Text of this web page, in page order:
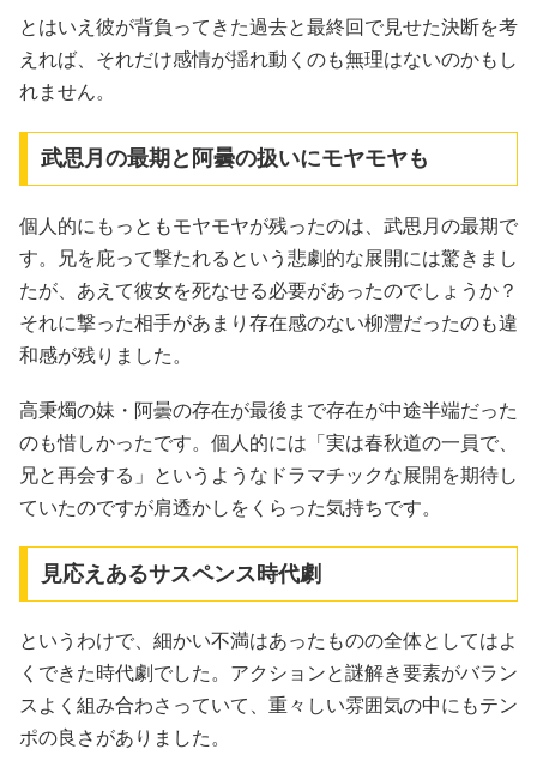
とはいえ彼が背負ってきた過去と最終回で見せた決断を考
えれば、それだけ感情が揺れ動くのも無理はないのかもし
れません。
武思月の最期と阿曇の扱いにモヤモヤも
個人的にもっともモヤモヤが残ったのは、武思月の最期で
す。兄を庇って撃たれるという悲劇的な展開には驚きまし
たが、あえて彼女を死なせる必要があったのでしょうか？
それに撃った相手があまり存在感のない柳灃だったのも違
和感が残りました。
高秉燭の妹・阿曇の存在が最後まで存在が中途半端だった
のも惜しかったです。個人的には「実は春秋道の一員で、
兄と再会する」というようなドラマチックな展開を期待し
ていたのですが肩透かしをくらった気持ちです。
見応えあるサスペンス時代劇
というわけで、細かい不満はあったものの全体としてはよ
くできた時代劇でした。アクションと謎解き要素がバラン
スよく組み合わさっていて、重々しい雰囲気の中にもテン
ポの良さがありました。